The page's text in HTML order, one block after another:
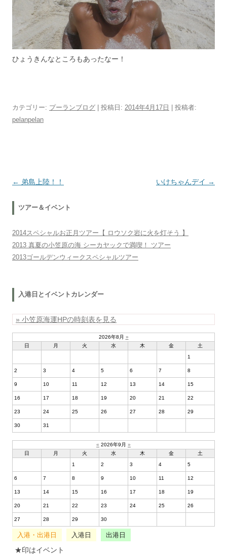
ひょうきんなところもあったなー！
カテゴリー: プーランブログ | 投稿日: 2014年4月17日
投稿者:
pelanpelan
投稿ナビゲーション
← 弟島上陸！！ いけちゃんデイ →
ツアー＆イベント
2014スペシャルお正月ツアー【 ロウソク岩に火を灯そう 】
2013 真夏の小笠原の海 シーカヤックで満喫！ ツアー
2013ゴールデンウィークスペシャルツアー
入港日とイベントカレンダー
» 小笠原海運HPの時刻表を見る
2026年8月 »
日
月 火 水 木 金
土
1
2 3 4 5 6 7 8
9 10 11 12 13 14 15
16 17 18 19 20 21 22
23 24 25 26 27 28 29
30 31
« 2026年9月 »
日
月 火 水 木 金
土
1
2 3 4 5
6 7 8 9 10 11 12
13 14 15 16 17 18 19
20 21 22 23 24 25 26
27 28 29 30
入港・出港日 入港日 出港日
★印はイベント